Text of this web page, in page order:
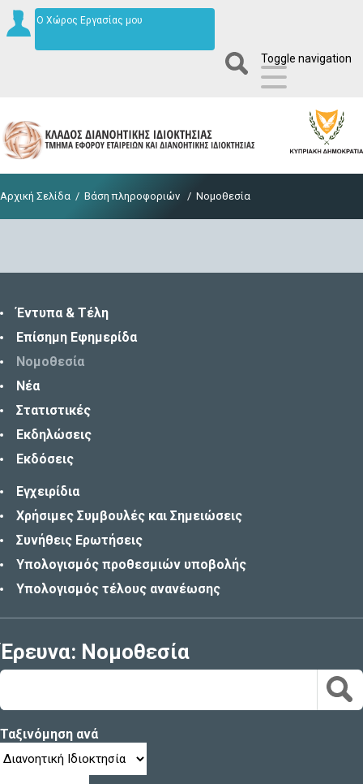
Ο Χώρος Εργασίας μου
Toggle navigation
Αρχική Σελίδα / Βάση πληροφοριών / Νομοθεσία
Έντυπα & Τέλη
Επίσημη Εφημερίδα
Νομοθεσία
Νέα
Στατιστικές
Εκδηλώσεις
Εκδόσεις
Εγχειρίδια
Χρήσιμες Συμβουλές και Σημειώσεις
Συνήθεις Ερωτήσεις
Υπολογισμός προθεσμιών υποβολής
Υπολογισμός τέλους ανανέωσης
Έρευνα: Νομοθεσία
Ταξινόμηση ανά